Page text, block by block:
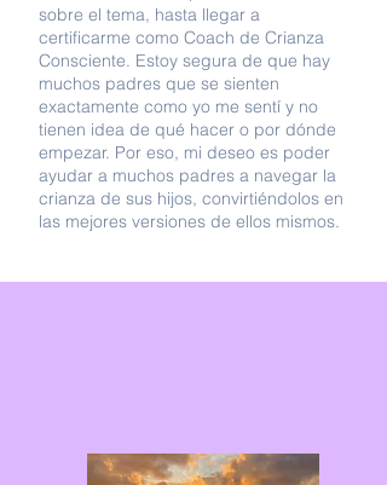
sobre el tema, hasta llegar a
certificarme como Coach de Crianza
Consciente. Estoy segura de que hay
muchos padres que se sienten
exactamente como yo me sentí y no
tienen idea de qué hacer o por dónde
empezar. Por eso, mi deseo es poder
ayudar a muchos padres a navegar la
crianza de sus hijos, convirtiéndolos en
las mejores versiones de ellos mismos.